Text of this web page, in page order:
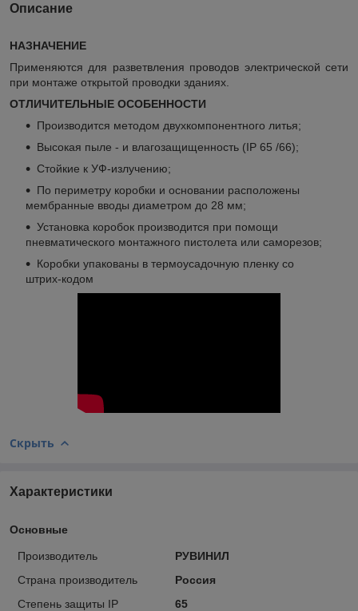
Описание
НАЗНАЧЕНИЕ
Применяются для разветвления проводов электрической сети
при монтаже открытой проводки зданиях.
ОТЛИЧИТЕЛЬНЫЕ ОСОБЕННОСТИ
Производится методом двухкомпонентного литья;
Высокая пыле - и влагозащищенность (IP 65 /66);
Стойкие к УФ-излучению;
По периметру коробки и основании расположены
мембранные вводы диаметром до 28 мм;
Установка коробок производится при помощи
пневматического монтажного пистолета или саморезов;
Коробки упакованы в термоусадочную пленку со
штрих-кодом
Скрыть
Характеристики
Основные
Производитель
РУВИНИЛ
Страна производитель
Россия
Степень защиты IP
65